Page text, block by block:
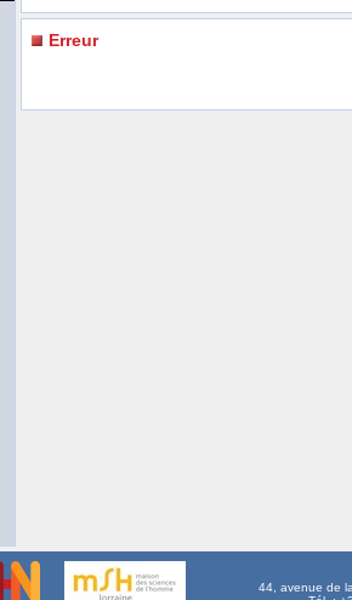
Erreur
44, avenue de